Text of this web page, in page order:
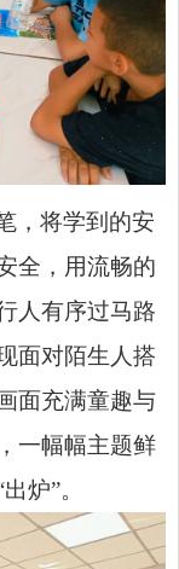
，将学到的安
全，用流畅的
人有序过马路
面对陌生人搭
面充满童趣与
一幅幅主题鲜
炉”。